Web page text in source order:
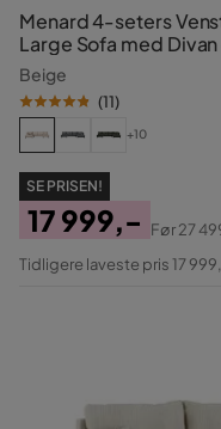
Menard 4-seters
Large Sofa med
Beige
(11)
+10
SE PRISEN!
Pris
17 999,-
Original
Før27
Tidligere laveste pris 17